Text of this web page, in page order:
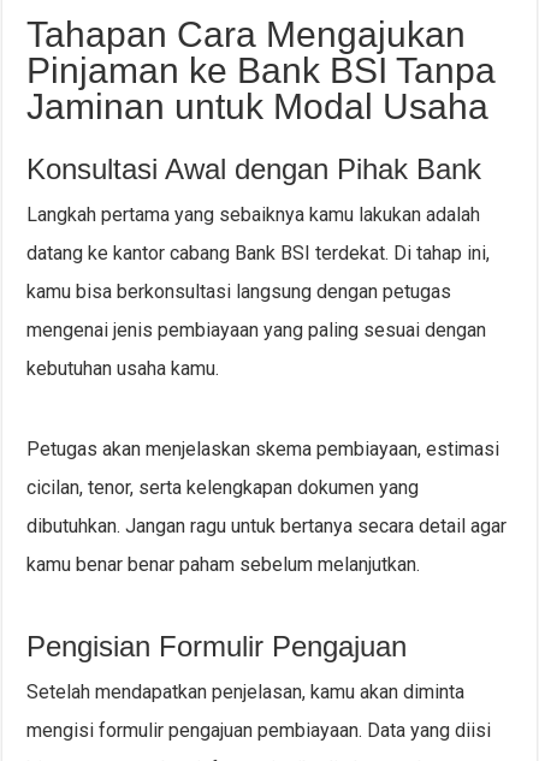
Tahapan Cara Mengajukan
Pinjaman ke Bank BSI Tanpa
Jaminan untuk Modal Usaha
Konsultasi Awal dengan Pihak Bank
Langkah pertama yang sebaiknya kamu lakukan adalah
datang ke kantor cabang Bank BSI terdekat. Di tahap ini,
kamu bisa berkonsultasi langsung dengan petugas
mengenai jenis pembiayaan yang paling sesuai dengan
kebutuhan usaha kamu.
Petugas akan menjelaskan skema pembiayaan, estimasi
cicilan, tenor, serta kelengkapan dokumen yang
dibutuhkan. Jangan ragu untuk bertanya secara detail agar
kamu benar benar paham sebelum melanjutkan.
Pengisian Formulir Pengajuan
Setelah mendapatkan penjelasan, kamu akan diminta
mengisi formulir pengajuan pembiayaan. Data yang diisi